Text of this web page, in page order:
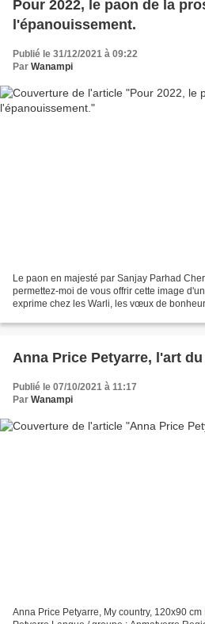
Pour 2022, le paon de la
l'épanouissement.
Publié le 31/12/2021 à 09:22
Par Wanampi
Le paon en majesté par Sanjay Parhad
permettez-moi de vous offrir cette image
exprime chez les Warli, les vœux de
Anna Price Petyarre, l'art
Publié le 07/10/2021 à 11:17
Par Wanampi
Anna Price Petyarre, My country, 120x90